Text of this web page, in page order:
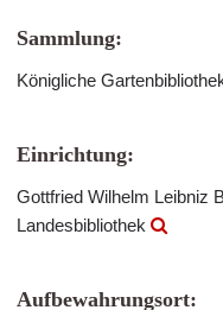
Sammlung:
Königliche
Einrichtung:
Gottfried Wilhelm Leibniz
Landesbibliothek
Aufbewahrungsort: